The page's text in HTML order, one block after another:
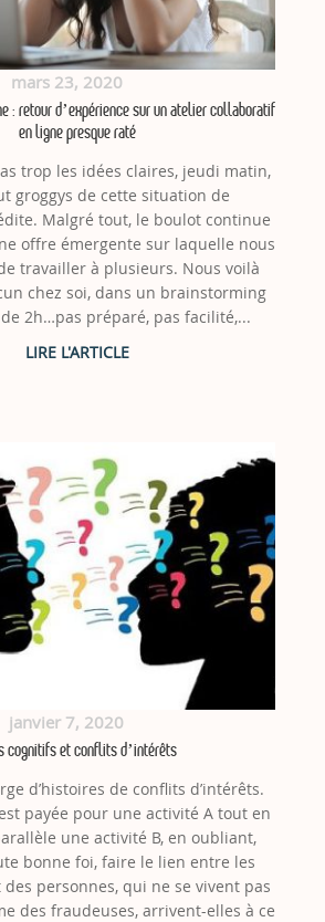
mars 23, 2020
: retour d’expérience sur un atelier collaboratif
en ligne presque raté
trop les idées claires, jeudi matin,
groggys de cette situation de
Malgré tout, le boulot continue
offre émergente sur laquelle nous
travailler à plusieurs. Nous voilà
chez soi, dans un brainstorming
2h…pas préparé, pas facilité,...
janvier 7, 2020
cognitifs et conflits d’intérêts
d’histoires de conflits d’intérêts.
payée pour une activité A tout en
une activité B, en oubliant,
bonne foi, faire le lien entre les
personnes, qui ne se vivent pas
des fraudeuses, arrivent-elles à ce